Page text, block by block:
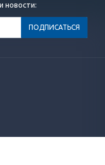
новости: